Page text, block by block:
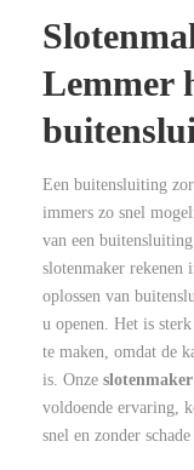
Lemmer
Een buitensluiting
immers zo snel
van een
slotenmaker
oplossen van
u openen. Het is
te maken, omdat de
is. Onze
voldoende ervaring,
snel en zonder